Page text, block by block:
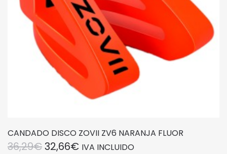
CANDADO DISCO ZOVII ZV6 NARANJA FLUOR
36,29€EL
32,66€EL
IVA INCLUIDO